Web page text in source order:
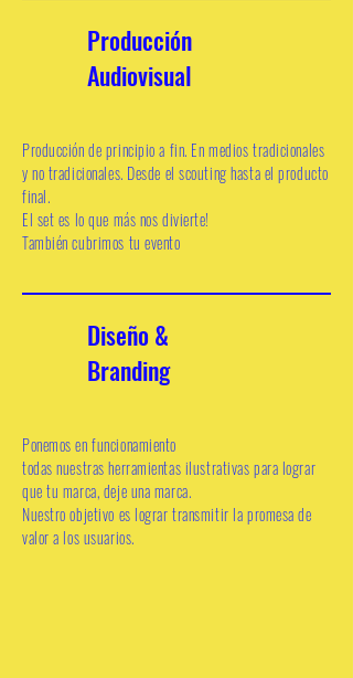
Producción
Audiovisual
Producción de principio a fin. En medios tradicionales
y no tradicionales. Desde el scouting hasta el producto
final.
El set es lo que másnos divierte!
Tambiéncubrimos tu evento
Diseño &
Branding
Ponemos en funcionamiento
todasnuestras herramientas ilustrativas para lograr
que tu marca, deje una marca.
Nuestro objetivo es lograr transmitir la promesa de
valor a los usuarios.